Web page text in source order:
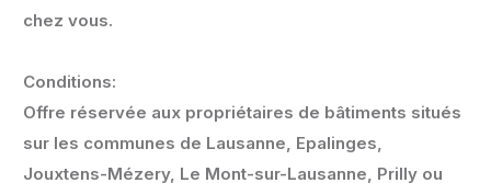
chez vous.
Conditions:
Offre réservée aux propriétaires de bâtiments situés
sur les communes de Lausanne, Epalinges,
Jouxtens-Mézery, Le Mont-sur-Lausanne, Prilly ou